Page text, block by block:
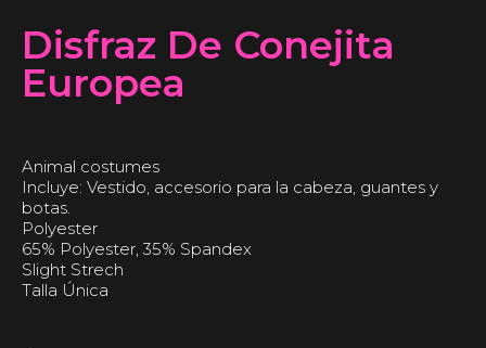
Disfraz De Conejita
Europea
Animal costumes
Incluye: Vestido, accesorio para la cabeza, guantes y
botas.
Polyester
65% Polyester, 35% Spandex
Slight Strech
Talla Única